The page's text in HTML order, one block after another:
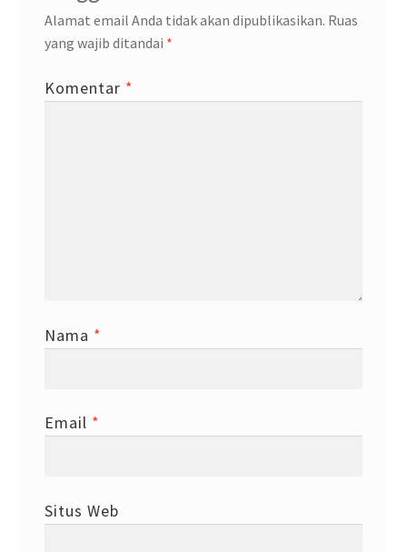
Alamat email Anda tidak akan dipublikasikan. Ruas
yang wajib ditandai *
Komentar *
Nama *
Email *
Situs Web